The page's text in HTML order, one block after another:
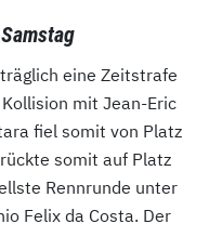
eine Zeitstrafe
mit Jean-Eric
fiel somit von Platz
somit auf Platz
Rennrunde unter
Felix da Costa. Der